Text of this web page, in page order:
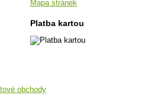
Mapa stránek
Platba kartou
obchody